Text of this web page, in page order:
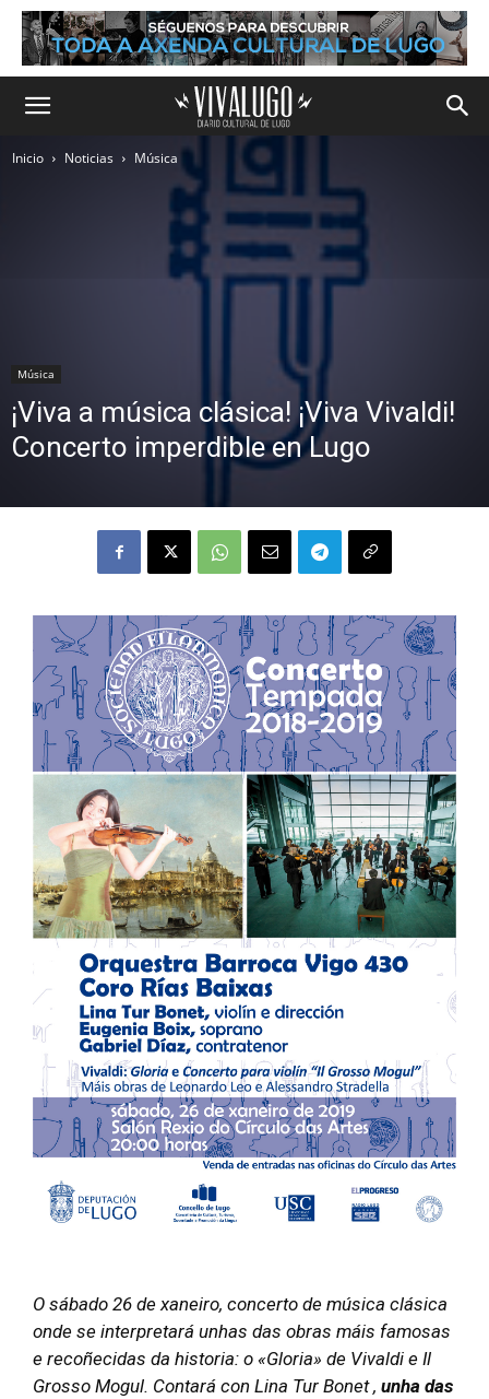
Inicio Noticias Música
Música
¡Viva a música clásica! ¡Viva Vivaldi!
Concerto imperdible en Lugo
O sábado 26 de xaneiro, concerto de música clásica
onde se interpretará unhas das obras máis famosas
e recoñecidas da historia: o «Gloria» de Vivaldi e Il
Grosso Mogul. Contará con Lina Tur Bonet , unha das